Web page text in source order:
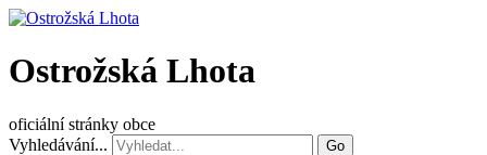
Ostrožská Lhota
oficiální stránky obce
Vyhledávání...
Go